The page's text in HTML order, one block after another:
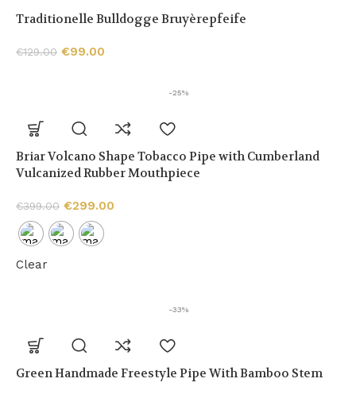
Traditionelle Bulldogge Bruyèrepfeife
€129.00 €99.00
-25%
Briar Volcano Shape Tobacco Pipe with Cumberland
Vulcanized Rubber Mouthpiece
€399.00 €299.00
Clear
-33%
Green Handmade Freestyle Pipe With Bamboo Stem